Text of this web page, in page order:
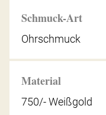
Schmuck-Art
Ohrschmuck
Material
750/- Weißgold